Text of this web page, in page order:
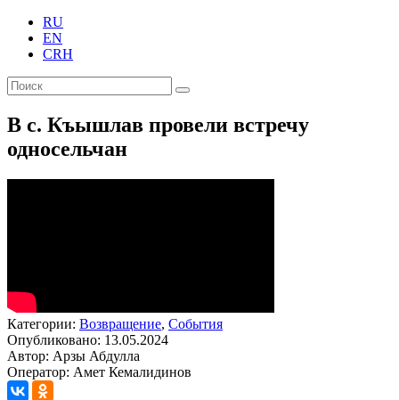
RU
EN
CRH
В с. Къышлав провели встречу
односельчан
Категории: Возвращение, События
Опубликовано: 13.05.2024
Автор: Арзы Абдулла
Оператор: Амет Кемалидинов